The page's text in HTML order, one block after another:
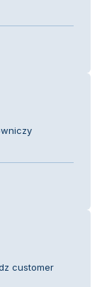
customer